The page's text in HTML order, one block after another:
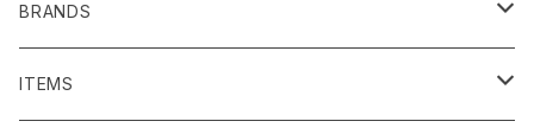
BRANDS
SENTI FLATTER THE SENSES
ITEMS